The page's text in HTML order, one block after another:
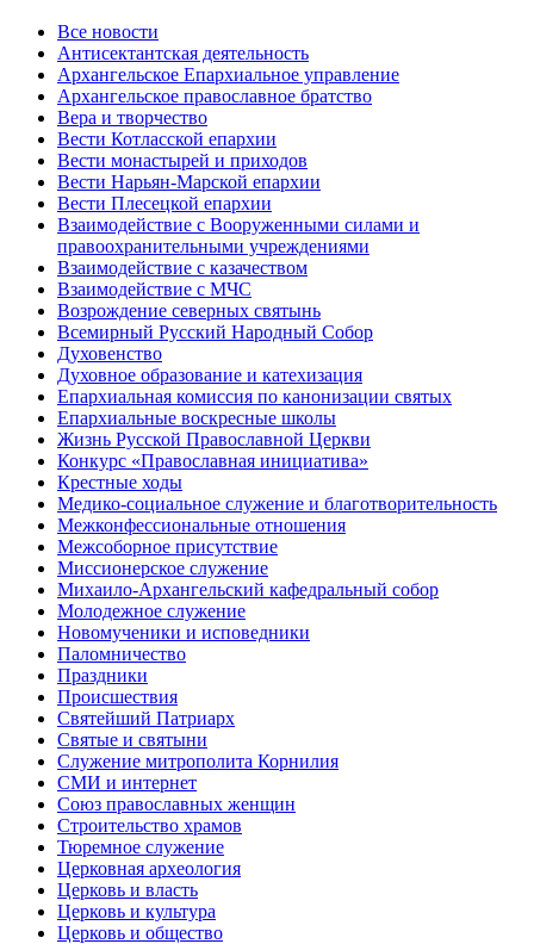
Все новости
Антисектантская деятельность
Архангельское Епархиальное управление
Архангельское православное братство
Вера и творчество
Вести Котласской епархии
Вести монастырей и приходов
Вести Нарьян-Марской епархии
Вести Плесецкой епархии
Взаимодействие с Вооруженными силами и
правоохранительными учреждениями
Взаимодействие с казачеством
Взаимодействие с МЧС
Возрождение северных святынь
Всемирный Русский Народный Собор
Духовенство
Духовное образование и катехизация
Епархиальная комиссия по канонизации святых
Епархиальные воскресные школы
Жизнь Русской Православной Церкви
Конкурс «Православная инициатива»
Крестные ходы
Медико-социальное служение и благотворительность
Межконфессиональные отношения
Межсоборное присутствие
Миссионерское служение
Михаило-Архангельский кафедральный собор
Молодежное служение
Новомученики и исповедники
Паломничество
Праздники
Происшествия
Святейший Патриарх
Святые и святыни
Служение митрополита Корнилия
СМИ и интернет
Союз православных женщин
Строительство храмов
Тюремное служение
Церковная археология
Церковь и власть
Церковь и культура
Церковь и общество